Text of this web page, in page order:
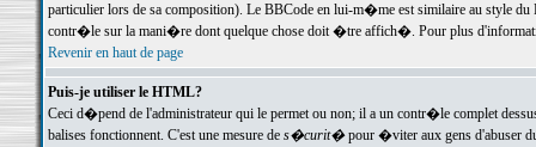
particulier lors de sa composition). Le BBCode en lui-m�me est similaire au style
contr�le sur la mani�re dont quelque chose doit �tre affich�. Pour plus
Revenir en haut de page
Puis-je utiliser le HTML?
Ceci d�pend de l'administrateur qui le permet ou non; il a un contr�le complet
balises fonctionnent. C'est une mesure de s�curit�pour �viter aux gens d'abuser